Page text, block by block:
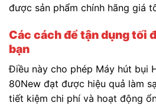
được sản phẩm chính hãng giá
Các cách để tận dụng tối
bạn
Điều này cho phép Máy hút bụi
80New đạt được hiệu quả làm
tiết kiệm chi phí và hoạt động